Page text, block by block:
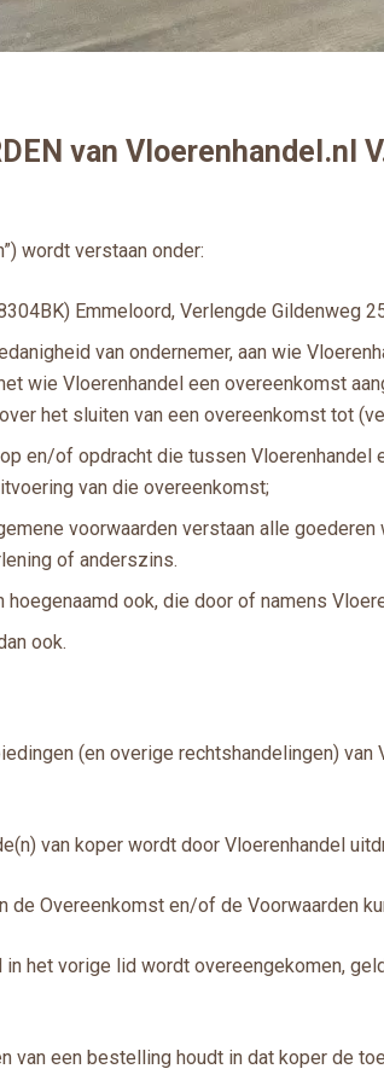
van Vloerenhandel.nl
wordt verstaan onder:
Emmeloord, Verlengde Gildenweg
van ondernemer, aan wie
wie Vloerenhandel een overeenkomst
het sluiten van een overeenkomst tot
en/of opdracht die tussen
van die overeenkomst;
voorwaarden verstaan alle
of anderszins.
ook, die door of namens
ook.
(en overige rechtshandelingen)
van koper wordt door Vloerenhandel
de Overeenkomst en/of de Voorwaarden
het vorige lid wordt overeengekomen,
van een bestelling houdt in dat koper de